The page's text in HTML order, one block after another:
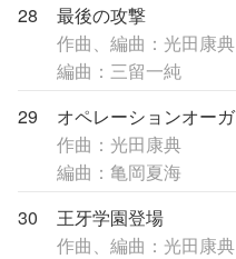
28
最後の攻撃
作曲、編曲：光田康典
編曲：三留一純
29
オペレーションオーガ
作曲：光田康典
編曲：亀岡夏海
30
王牙学園登場
作曲、編曲：光田康典